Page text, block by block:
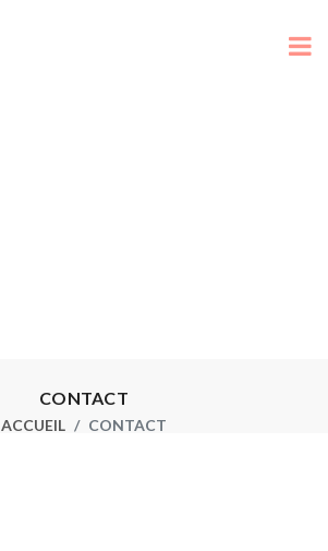
CONTACT
ACCUEIL CONTACT